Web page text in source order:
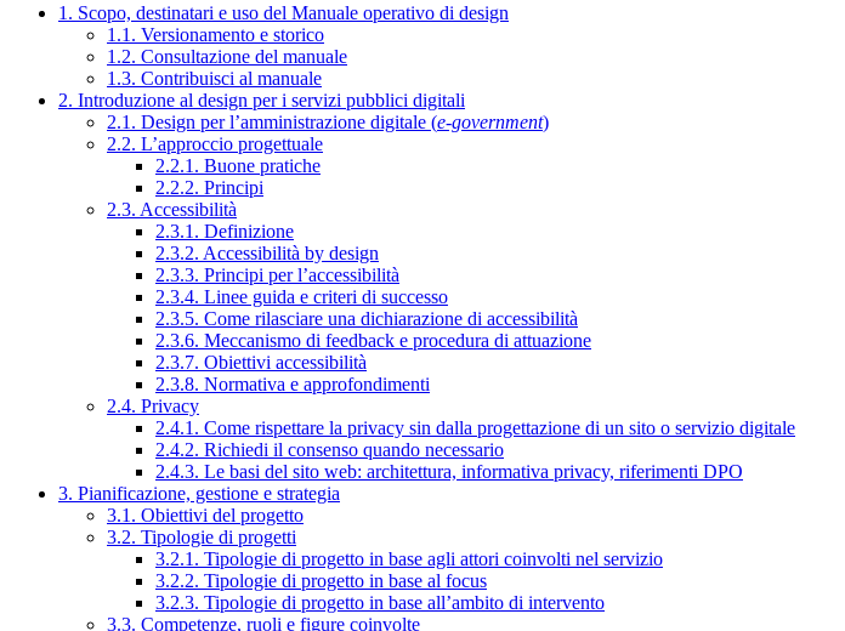
1. Scopo, destinatari e uso del Manuale operativo di design
1.1. Versionamento e storico
1.2. Consultazione del manuale
1.3. Contribuisci al manuale
2. Introduzione al design per i servizi pubblici digitali
2.1. Design per l’amministrazione digitale (e-government)
2.2. L’approccio progettuale
2.2.1. Buone pratiche
2.2.2. Principi
2.3. Accessibilità
2.3.1. Definizione
2.3.2. Accessibilità by design
2.3.3. Principi per l’accessibilità
2.3.4. Linee guida e criteri di successo
2.3.5. Come rilasciare una dichiarazione di accessibilità
2.3.6. Meccanismo di feedback e procedura di attuazione
2.3.7. Obiettivi accessibilità
2.3.8. Normativa e approfondimenti
2.4. Privacy
2.4.1. Come rispettare la privacy sin dalla progettazione di un sito o servizio digitale
2.4.2. Richiedi il consenso quando necessario
2.4.3. Le basi del sito web: architettura, informativa privacy, riferimenti DPO
3. Pianificazione, gestione e strategia
3.1. Obiettivi del progetto
3.2. Tipologie di progetti
3.2.1. Tipologie di progetto in base agli attori coinvolti nel servizio
3.2.2. Tipologie di progetto in base al focus
3.2.3. Tipologie di progetto in base all’ambito di intervento
3.3. Competenze, ruoli e figure coinvolte